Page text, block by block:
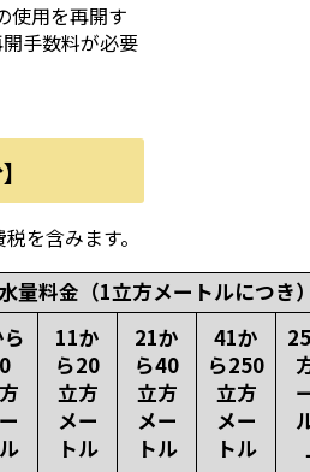
使用を再開す
手数料が必要
を含みます。
量料金（1立方メートルにつき
11か
ら20
立方
メー
トル
21か
ら40
立方
メー
トル
41か
ら250
立方
メー
トル